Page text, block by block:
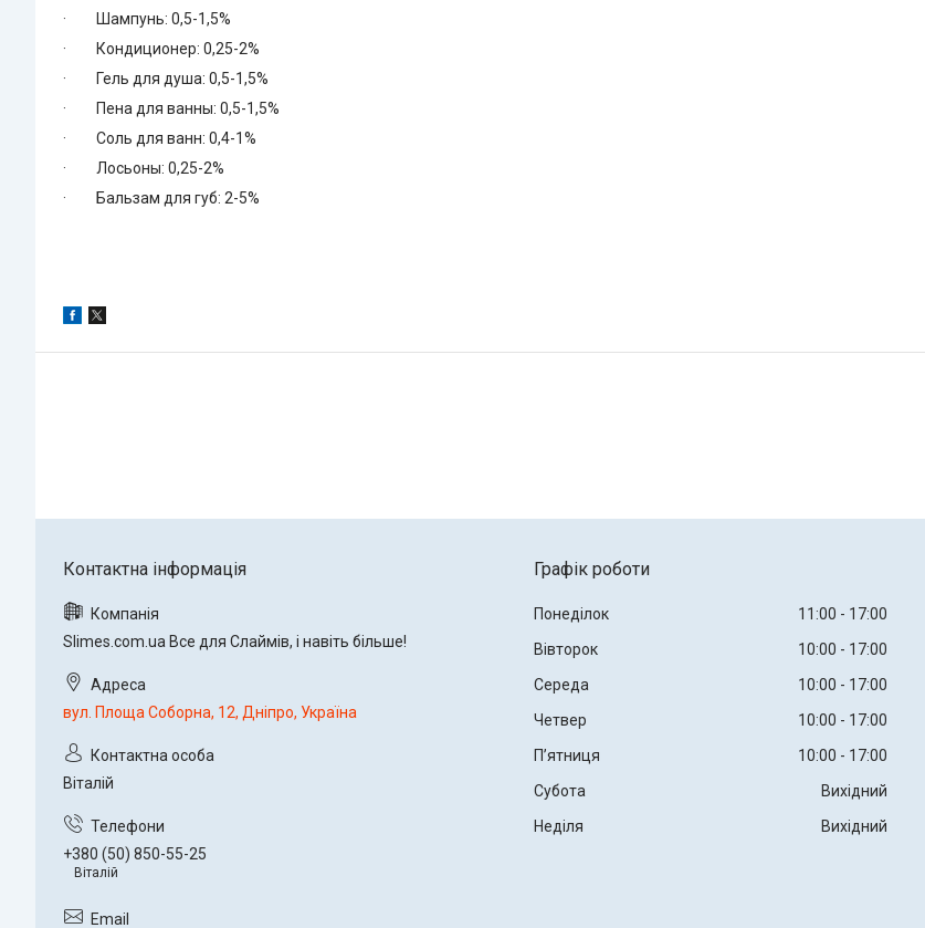
· Шампунь: 0,5-1,5%
· Кондиционер: 0,25-2%
· Гель для душа: 0,5-1,5%
· Пена для ванны: 0,5-1,5%
· Соль для ванн: 0,4-1%
· Лосьоны: 0,25-2%
· Бальзам для губ: 2-5%
Slimes.com.ua Все для Слаймів, і навіть більше!
вул. Площа Соборна, 12, Дніпро, Україна
Віталій
+380 (50) 850-55-25
Віталій
Графік роботи
Понеділок 11:00
17:00
Вівторок
10:00
17:00
Середа
10:00
17:00
Четвер
10:00
17:00
Пʼятниця
10:00
17:00
Субота
Вихідний
Неділя
Вихідний